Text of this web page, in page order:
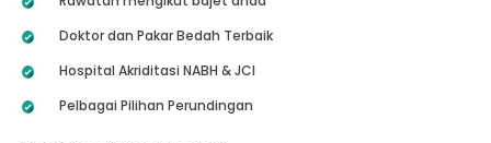
Doktor dan Pakar Bedah Terbaik
Hospital Akriditasi NABH & JCI
Pelbagai Pilihan Perundingan